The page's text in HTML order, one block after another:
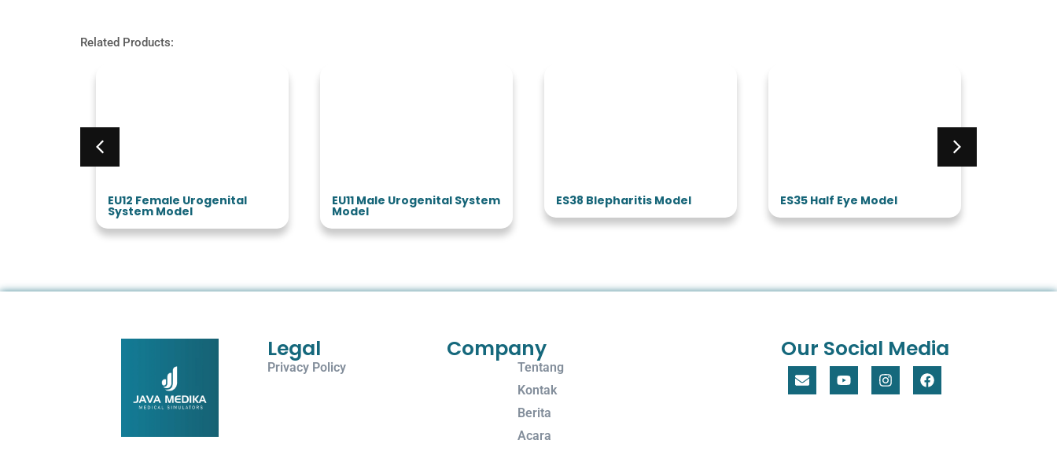
Related Products:
EU12 Female Urogenital
System Model
EU11 Male Urogenital System
Model
ES38 Blepharitis Model ES35 Half Eye Model
Legal
Privacy Policy
Tentang
Kontak
Berita
Acara
Company Our Social Media